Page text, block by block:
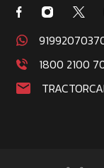
1800 2100